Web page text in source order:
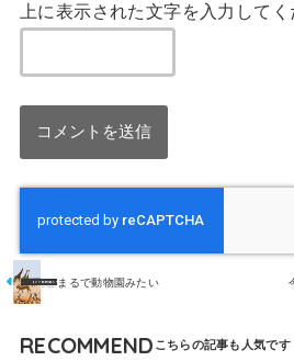
上に表示された文字を入力してく
まるで動物園みたい
RECOMMEND